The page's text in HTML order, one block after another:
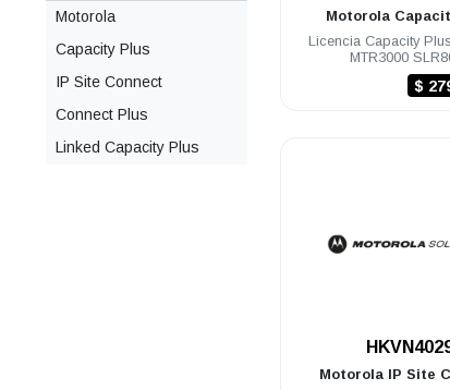
Motorola
Capacity Plus
IP Site Connect
Connect Plus
Linked Capacity Plus
Motorola
Licencia Capacity
MTR3000
$
Motorola IP Site